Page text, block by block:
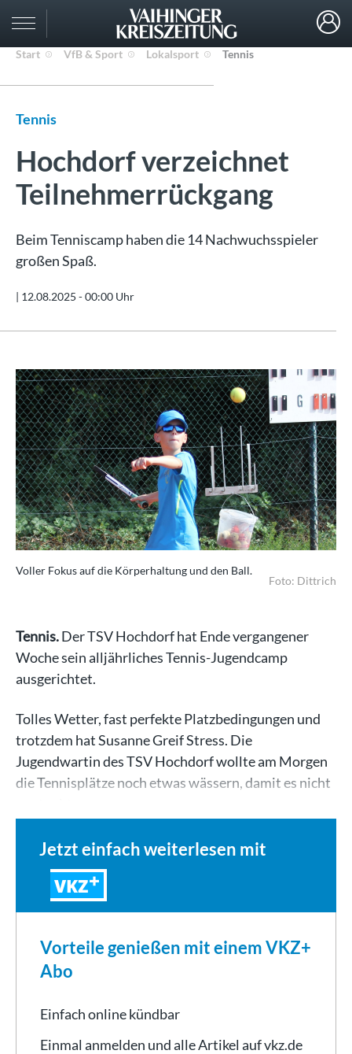
Start VfB & Sport Lokalsport Tennis
Tennis
Hochdorf verzeichnet
Teilnehmerrückgang
Beim Tenniscamp haben die 14 Nachwuchsspieler
großen Spaß.
| 12.08.2025 - 00:00 Uhr
Voller Fokus auf die Körperhaltung und den Ball.
Foto: Dittrich
Tennis.Der TSV Hochdorf hat Ende vergangener
Woche sein alljährliches Tennis-Jugendcamp
ausgerichtet.
Tolles Wetter, fast perfekte Platzbedingungen und
trotzdem hat Susanne Greif Stress. Die
Jugendwartin des TSV Hochdorf wollte am Morgen
die Tennisplätze noch etwas wässern, damit es nicht
Jetzt einfach weiterlesen mit
VKZ
Vorteile genießen mit einem VKZ+
Abo
Einfach online kündbar
Einmal anmelden und alle Artikel auf vkz.de